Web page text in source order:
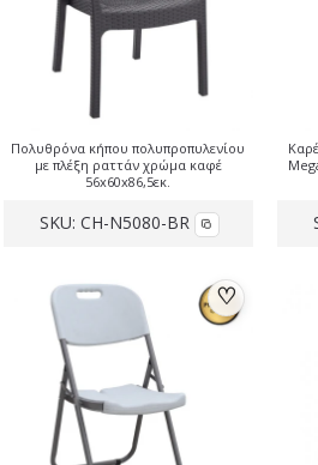
SKU: CH-N5080-BR
Πολυθρόνα κήπου πολυπροπυλενίου
με πλέξη ραττάν χρώμα καφέ
56x60x86,5εκ.
♡